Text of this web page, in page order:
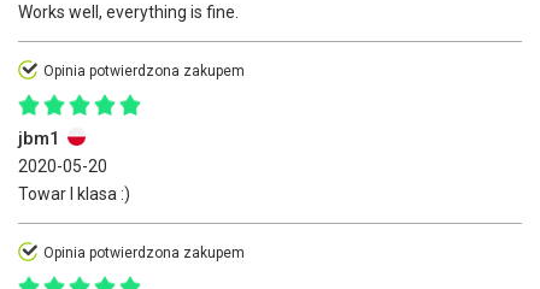
Works well, everything is fine.
Opinia potwierdzona zakupem
jbm1
2020-05-20
Towar I klasa :)
Opinia potwierdzona zakupem